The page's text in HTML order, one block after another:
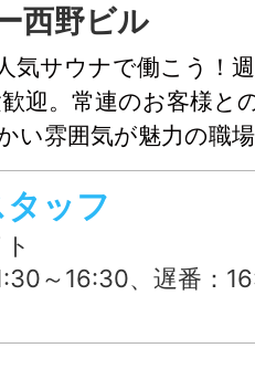
西野ビル
気サウナで働こう！
迎。常連のお客様と
い雰囲気が魅力の職
いた主婦（夫）さん
ーク希望の方にもお
ッフ
：16:00～23:00 ※時間相談可 例）お子さんが学校の間に働きたい：11:30～15:30（4h） Wワークで夕方から